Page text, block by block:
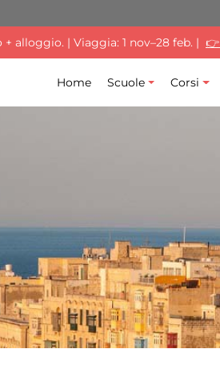
alloggio. | Viaggia: 1 nov–28 feb. |
Home Scuole Corsi